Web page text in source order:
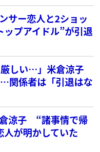
サー恋人と2ショッ
プアイドル”が引退
厳しい…」米倉涼子
関係者は「引退はな
倉涼子 “諸事情で帰
が明かしていた